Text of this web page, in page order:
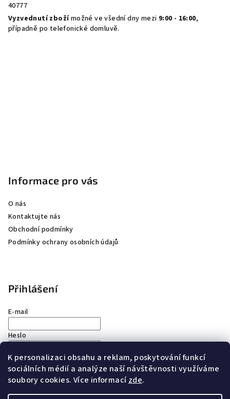
K personalizaci obsahu a reklam, poskytování funkcí
sociálních médií a analýze naší návštěvnosti využíváme
soubory cookies. Více informacízde.
40777
Vyzvednutí zbožímožné ve všední dny mezi 9:00 - 16:00,
případně po telefonické domluvě.
Informace pro vás
O nás
Kontaktujte nás
Obchodní podmínky
Podmínky ochrany osobních údajů
Přihlášení
E-mail
Heslo
Přihlásit se
Nová registraceZapomenuté heslo